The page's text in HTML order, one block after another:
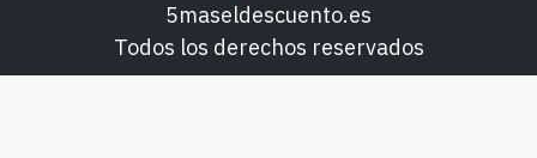
5maseldescuento.es
Todos los derechos reservados